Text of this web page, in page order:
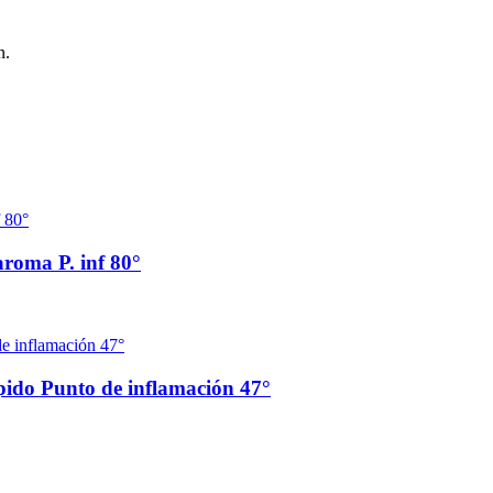
P. inf 80°
Punto de inflamación 47°